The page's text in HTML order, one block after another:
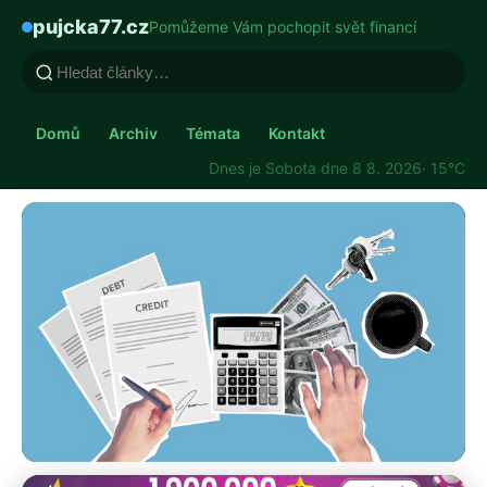
pujcka77.czPomůžeme Vám pochopit svět financí
Domů Archiv Témata
Kontakt
Dnes je Sobota dne 8 8. 2026· 15°C